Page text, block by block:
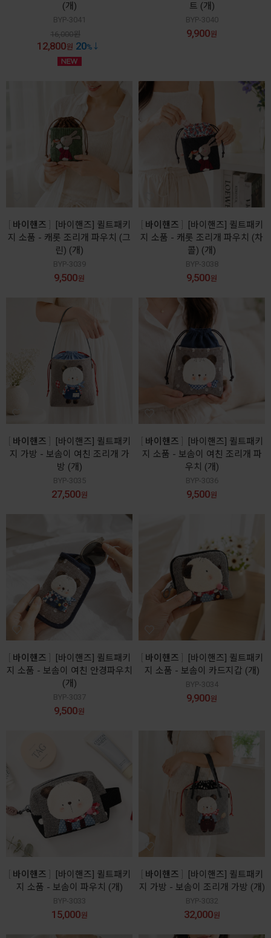
(개)
BYP-3041
16,000원
12,800원 20%
트 (개)
BYP-3040
9,900원
바이핸즈
[바이핸즈] 퀼트패키
지 소품 - 캐롯 조리개 파우치 (그
린) (개)
BYP-3039
9,500원
바이핸즈
[바이핸즈] 퀼트패키
지 소품 - 캐롯 조리개 파우치 (차
콜) (개)
BYP-3038
9,500원
바이핸즈
[바이핸즈] 퀼트패키
지 가방 - 보솜이 여친 조리개 가
방 (개)
BYP-3035
27,500원
바이핸즈
[바이핸즈] 퀼트패키
지 소품 - 보솜이 여친 조리개 파
우치 (개)
BYP-3036
9,500원
바이핸즈
[바이핸즈] 퀼트패키
지 소품 - 보솜이 여친 안경파우치
(개)
BYP-3037
9,500원
바이핸즈
[바이핸즈] 퀼트패키
지 소품 - 보솜이 카드지갑 (개)
BYP-3034
9,900원
바이핸즈
[바이핸즈] 퀼트패키
지 소품 - 보솜이 파우치 (개)
BYP-3033
15,000원
바이핸즈
[바이핸즈] 퀼트패키
지 가방 - 보솜이 조리개 가방 (개)
BYP-3032
32,000원